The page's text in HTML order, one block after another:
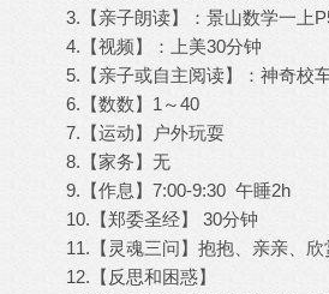
3.【亲子朗读】：景山数学一上
4.【视频】：上美30分钟
5.【亲子或自主阅读】：神奇校
6.【数数】1～40
7.【运动】户外玩耍
8.【家务】无
9.【作息】7:00-9:30 午睡2h
10.【郑委圣经】 30分钟
11.【灵魂三问】抱抱、亲亲、
12.【反思和困惑】